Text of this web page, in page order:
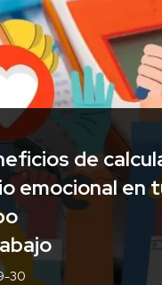
de
emocional en
30